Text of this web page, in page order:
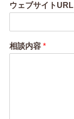
ウェブサイトURL
相談内容 *